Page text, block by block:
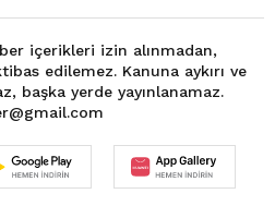
3. SAYFA
DÜNYA
KÜLTÜR SANAT
OTOMOBİL
VIDEO GALERİ
KÜNYE
EĞİTİM
EKONOMİ
3. SAYFA
KÜLTÜR SANAT
OTOMOBİL
içerikleri izin alınmadan,
edilemez. Kanuna aykırı ve
başka yerde yayınlanamaz.